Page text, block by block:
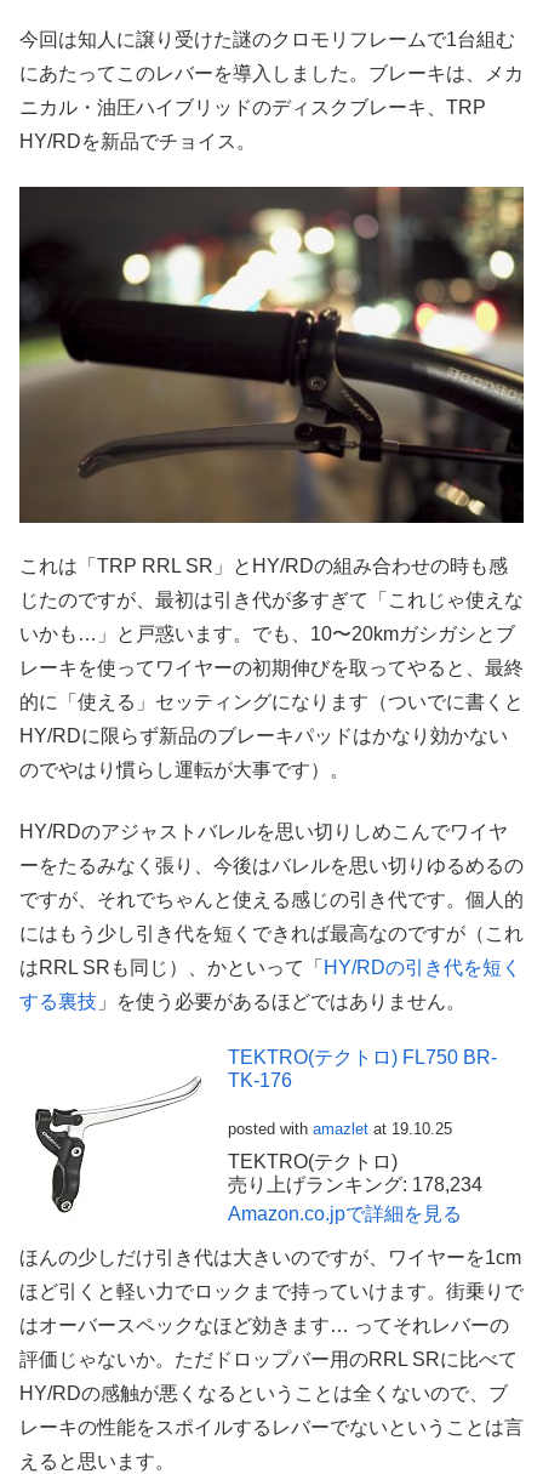
今回は知人に譲り受けた謎のクロモリフレームで1台組む
にあたってこのレバーを導入しました。ブレーキは、メカ
ニカル・油圧ハイブリッドのディスクブレーキ、TRP
HY/RDを新品でチョイス。
これは「TRP RRL SR」とHY/RDの組み合わせの時も感
じたのですが、最初は引き代が多すぎて「これじゃ使えな
いかも…」と戸惑います。でも、10〜20kmガシガシとブ
レーキを使ってワイヤーの初期伸びを取ってやると、最終
的に「使える」セッティングになります（ついでに書くと
HY/RDに限らず新品のブレーキパッドはかなり効かない
のでやはり慣らし運転が大事です）。
HY/RDのアジャストバレルを思い切りしめこんでワイヤ
ーをたるみなく張り、今後はバレルを思い切りゆるめるの
ですが、それでちゃんと使える感じの引き代です。個人的
にはもう少し引き代を短くできれば最高なのですが（これ
はRRL SRも同じ）、かといって「 HY/RDの引き代を短く
する裏技 」を使う必要があるほどではありません。
TEKTRO(テクトロ) FL750 BR-
TK-176
posted with amazlet at 19.10.25
TEKTRO(テクトロ)
売り上げランキング: 178,234
Amazon.co.jpで詳細を見る
ほんの少しだけ引き代は大きいのですが、ワイヤーを1cm
ほど引くと軽い力でロックまで持っていけます。街乗りで
はオーバースペックなほど効きます… ってそれレバーの
評価じゃないか。ただドロップバー用のRRL SRに比べて
HY/RDの感触が悪くなるということは全くないので、ブ
レーキの性能をスポイルするレバーでないということは言
えると思います。